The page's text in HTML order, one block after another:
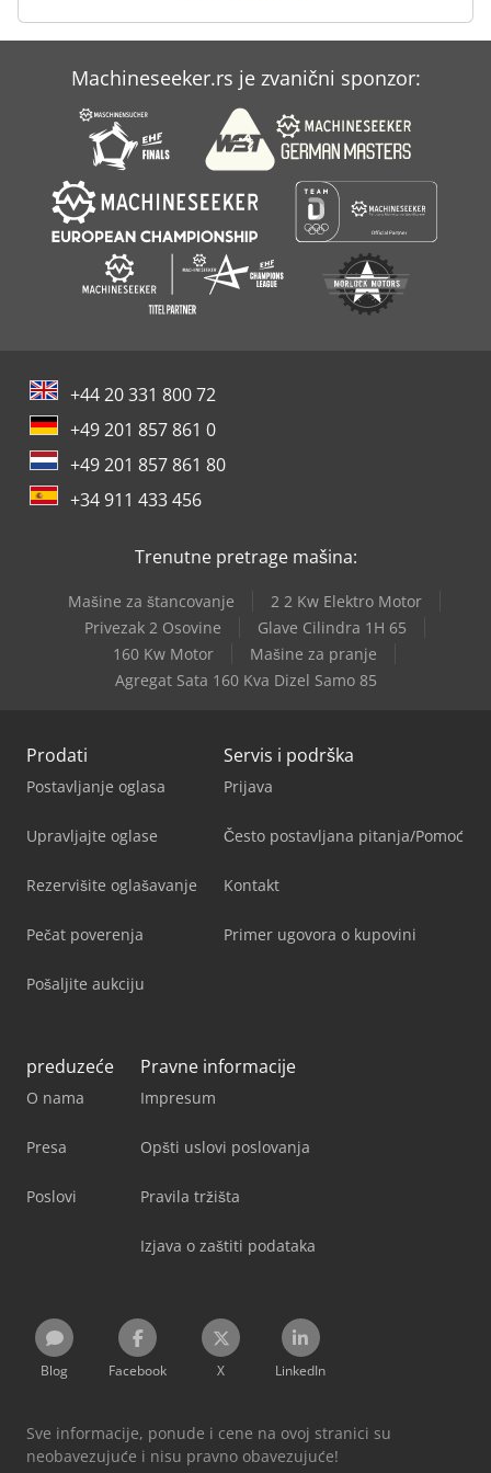
Case Ih Maxxum 5120
Case Ih Maxxum 5140
Case Ih Mx 135
Machineseeker.rs je zvanični sponzor:
+44 20 331 800 72
+49 201 857 861 0
+49 201 857 861 80
+34 911 433 456
Trenutne pretrage mašina:
Mašine za štancovanje
2 2 Kw Elektro Motor
Privezak 2 Osovine
Glave Cilindra 1H 65
160 Kw Motor
Mašine za pranje
Agregat Sata 160 Kva Dizel Samo 85
Prodati
Postavljanje oglasa
Upravljajte oglase
Rezervišite oglašavanje
Pečat poverenja
Pošaljite aukciju
Servis i podrška
Prijava
Često postavljana pitanja/Pomoć
Kontakt
Primer ugovora o kupovini
preduzeće
O nama
Presa
Poslovi
Pravne informacije
Impresum
Opšti uslovi poslovanja
Pravila tržišta
Izjava o zaštiti podataka
Blog Facebook X LinkedIn
Sve informacije, ponude i cene na ovoj stranici su
neobavezujuće i nisu pravno obavezujuće!